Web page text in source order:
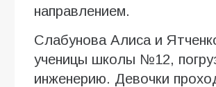
направлением.
Слабунова Алиса и
ученицы школы №12,
инженерию. Девочки